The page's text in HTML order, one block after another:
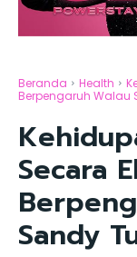
Beranda Health
Berpengaruh Walau
Secara
Sandy